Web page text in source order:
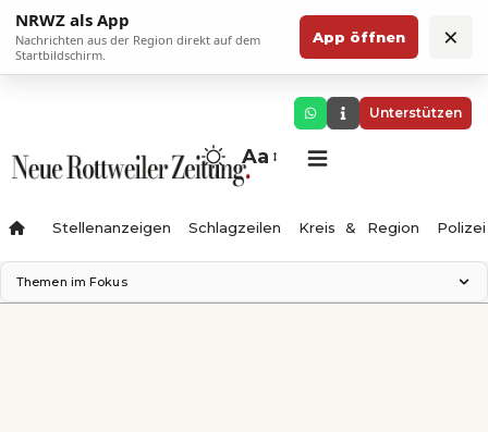
NRWZ als App
Nachrichten aus der Region direkt auf dem
Startbildschirm.
App öffnen ×
Unterstützen
Aa
Stellenanzeigen Schlagzeilen Kreis & Region Polizei
Themen im Fokus